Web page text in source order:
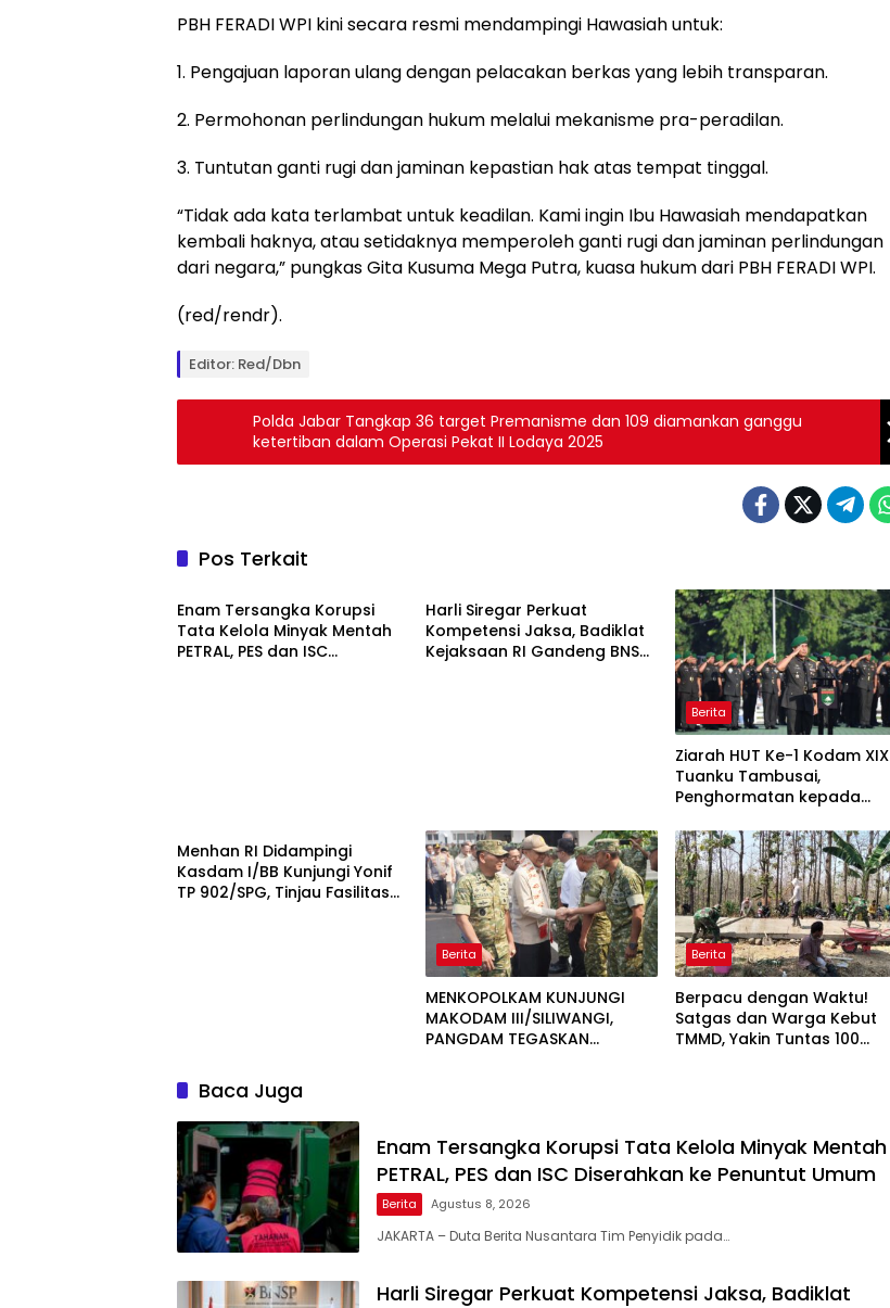
PBH FERADI WPI kini secara resmi mendampingi Hawasiah untuk:
1. Pengajuan laporan ulang dengan pelacakan berkas yang lebih transparan.
2. Permohonan perlindungan hukum melalui mekanisme pra-peradilan.
3. Tuntutan ganti rugi dan jaminan kepastian hak atas tempat tinggal.
“Tidak ada kata terlambat untuk keadilan. Kami ingin Ibu Hawasiah mendapatkan
kembali haknya, atau setidaknya memperoleh ganti rugi dan jaminan perlindungan
dari negara,” pungkas Gita Kusuma Mega Putra, kuasa hukum dari PBH FERADI WPI.
(red/rendr).
Editor: Red/Dbn
Polda Jabar Tangkap 36 target Premanisme dan 109 diamankan ganggu
ketertiban dalam Operasi Pekat II Lodaya 2025
Pos Terkait
Berita
Enam Tersangka Korupsi
Tata Kelola Minyak Mentah
PETRAL, PES dan ISC
Harli Siregar Perkuat
Kompetensi Jaksa, Badiklat
Kejaksaan RI Gandeng BNSP
Berita
Ziarah HUT Ke-1 Kodam XIX
Tuanku Tambusai,
Penghormatan kepada
Khidmat
Menhan RI Didampingi
Kasdam I/BB Kunjungi Yonif
TP 902/SPG, Tinjau Fasilitas
Berita
MENKOPOLKAM KUNJUNGI
MAKODAM III/SILIWANGI,
PANGDAM TEGASKAN
Berita
Berpacu dengan Waktu!
Satgas dan Warga Kebut
TMMD, Yakin Tuntas 100
Baca Juga
Enam Tersangka Korupsi Tata Kelola Minyak Mentah
PETRAL, PES dan ISC Diserahkan ke Penuntut Umum
Berita Agustus 8, 2026
JAKARTA – Duta Berita Nusantara Tim Penyidik pada…
Harli Siregar Perkuat Kompetensi Jaksa, Badiklat